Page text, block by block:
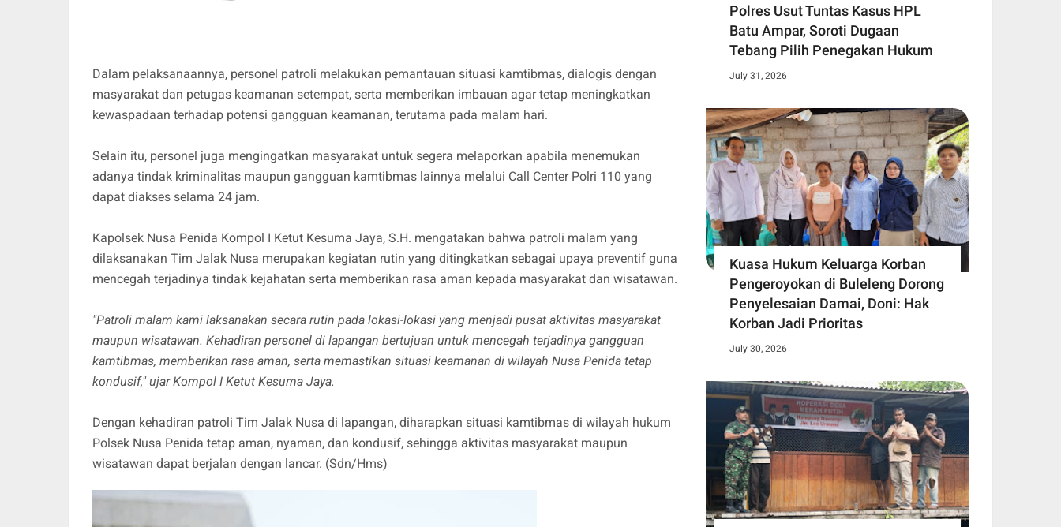
Dalam pelaksanaannya, personel patroli melakukan pemantauan situasi kamtibmas, dialogis dengan
masyarakat dan petugas keamanan setempat, serta memberikan imbauan agar tetap meningkatkan
kewaspadaan terhadap potensi gangguan keamanan, terutama pada malam hari.
Selain itu, personel juga mengingatkan masyarakat untuk segera melaporkan apabila menemukan
adanya tindak kriminalitas maupun gangguan kamtibmas lainnya melalui Call Center Polri 110 yang
dapat diakses selama 24 jam.
Kapolsek Nusa Penida Kompol I Ketut Kesuma Jaya, S.H. mengatakan bahwa patroli malam yang
dilaksanakan Tim Jalak Nusa merupakan kegiatan rutin yang ditingkatkan sebagai upaya preventif guna
mencegah terjadinya tindak kejahatan serta memberikan rasa aman kepada masyarakat dan wisatawan.
"Patroli malam kami laksanakan secara rutin pada lokasi-lokasi yang menjadi pusat aktivitas masyarakat
maupun wisatawan. Kehadiran personel di lapangan bertujuan untuk mencegah terjadinya gangguan
kamtibmas, memberikan rasa aman, serta memastikan situasi keamanan di wilayah Nusa Penida tetap
kondusif," ujar Kompol I Ketut Kesuma Jaya.
Dengan kehadiran patroli Tim Jalak Nusa di lapangan, diharapkan situasi kamtibmas di wilayah hukum
Polsek Nusa Penida tetap aman, nyaman, dan kondusif, sehingga aktivitas masyarakat maupun
wisatawan dapat berjalan dengan lancar. (Sdn/Hms)
Polres Usut Tuntas Kasus HPL
Batu Ampar, Soroti Dugaan
Tebang Pilih Penegakan Hukum
July 31, 2026
Kuasa Hukum Keluarga Korban
Pengeroyokan di Buleleng Dorong
Penyelesaian Damai, Doni: Hak
Korban Jadi Prioritas
July 30, 2026